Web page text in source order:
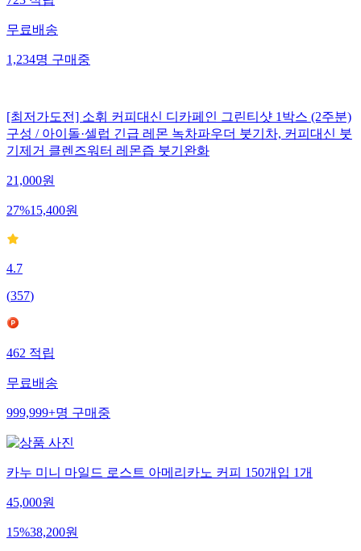
723적립
무료배송
1,234명구매중
[최저가도전] 소휘 커피대신 디카페인 그린티샷 1박스 (2주분)
구성 / 아이돌·셀럽 긴급 레몬 녹차파우더 붓기차, 커피대신 붓
기제거 클렌즈워터 레몬즙 붓기완화
21,000원
27%15,400원
4.7
(357)
462적립
무료배송
999,999+명구매중
카누 미니 마일드 로스트 아메리카노 커피 150개입 1개
45,000원
15%38,200원